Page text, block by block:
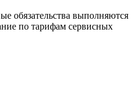
обязательства выполняются
по тарифам сервисных